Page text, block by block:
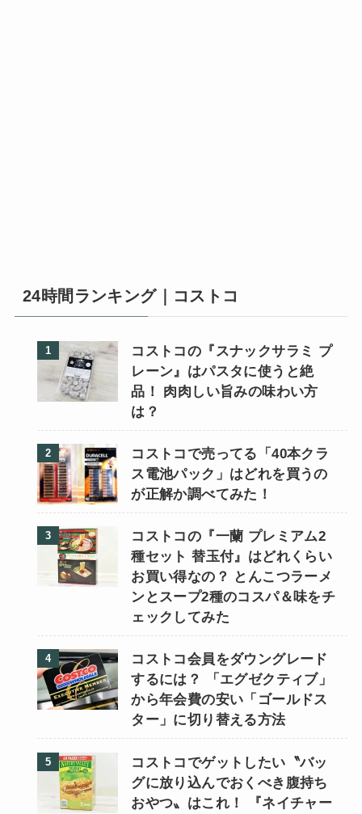
24時間ランキング｜コストコ
コストコの『スナックサラミ プ
レーン』はパスタに使うと絶
品！ 肉肉しい旨みの味わい方
は？
コストコで売ってる「40本クラ
ス電池パック」はどれを買うの
が正解か調べてみた！
コストコの『一蘭 プレミアム2
種セット 替玉付』はどれくらい
お買い得なの？ とんこつラーメ
ンとスープ2種のコスパ＆味をチ
ェックしてみた
コストコ会員をダウングレード
するには？ 「エグゼクティブ」
から年会費の安い「ゴールドス
ター」に切り替える方法
コストコでゲットしたい〝バッ
グに放り込んでおくべき腹持ち
おやつ〟はこれ！ 『ネイチャー